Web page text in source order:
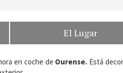
El Lugar
en coche de Ourense. Está